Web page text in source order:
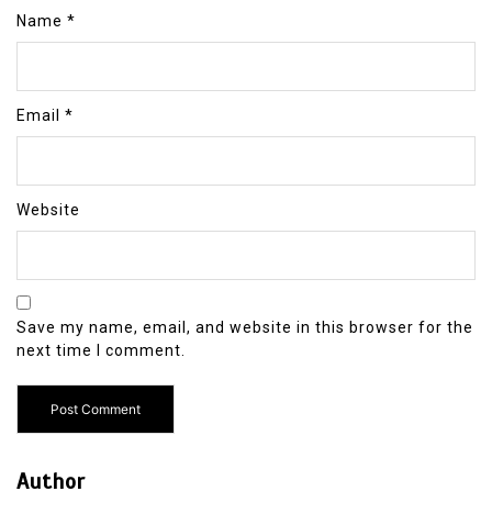
Name *
Email *
Website
Save my name, email, and website in this browser for the
next time I comment.
Author